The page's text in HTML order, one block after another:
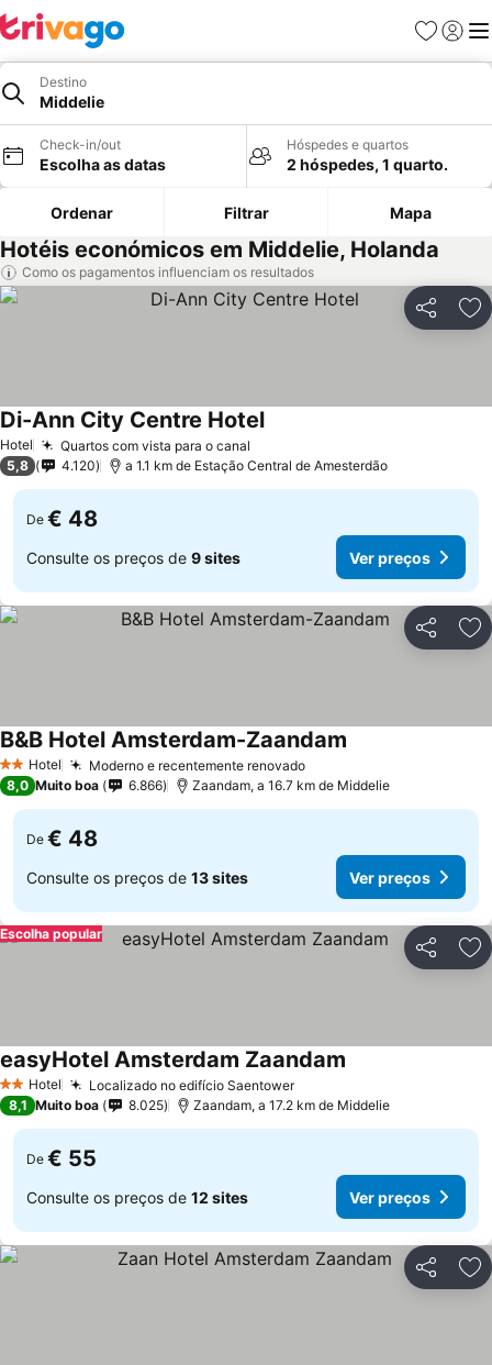
Favoritos
Iniciar
Destino
Middelie
Check-in/out
Escolha as datas
Hóspedes e quartos
2 hóspedes, 1 quarto.
Ordenar Filtrar Mapa
Hotéis económicos em Middelie, Holanda
Como os pagamentos influenciam os resultados
Partilhar
Hotel Quartos com vista para o canal
Di-Ann City Centre Hotel
5,8 4.120 a 1.1 km de Estação Central de Amesterdão
De € 48
Consulte os preços de 9 sites Ver preços
Partilhar
2 Estrelas
Hotel Moderno e recentemente renovado
B&B Hotel Amsterdam-Zaandam
8,0 Muito boa 6.866 Zaandam, a 16.7 km de Middelie
De € 48
Consulte os preços de 13 sites Ver preços
Partilhar
Escolha popular
2 Estrelas
Hotel Localizado no edifício Saentower
easyHotel Amsterdam Zaandam
8,1 Muito boa 8.025 Zaandam, a 17.2 km de Middelie
De € 55
Consulte os preços de 12 sites Ver preços
Partilhar